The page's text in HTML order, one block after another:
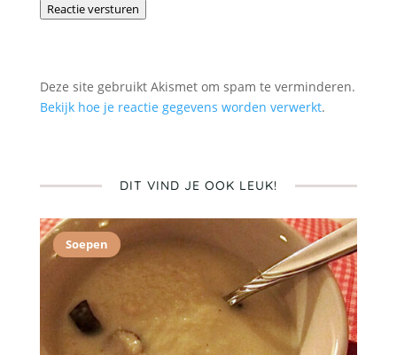
Reactie versturen
Deze site gebruikt Akismet om spam te verminderen.
Bekijk hoe je reactie gegevens worden verwerkt.
DIT VIND JE OOK LEUK!
Soepen